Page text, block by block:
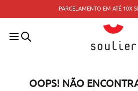
TROCA
OOPS! NÃO